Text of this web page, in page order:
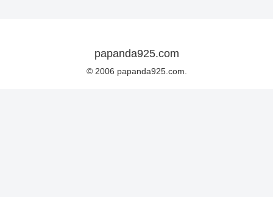
papanda925.com
© 2006 papanda925.com.